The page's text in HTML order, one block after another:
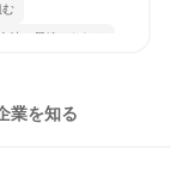
む
社に居続けられる
業を知る